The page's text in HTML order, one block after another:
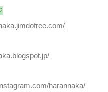
harannaka/